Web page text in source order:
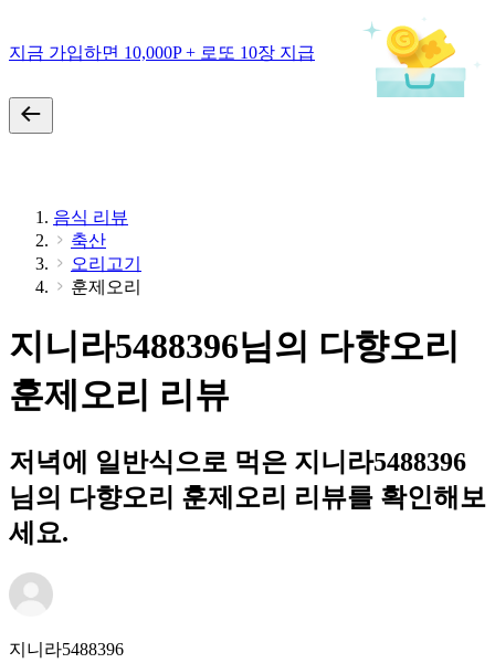
지금 가입하면 10,000P + 로또 10장 지급
음식 리뷰
축산
오리고기
훈제오리
지니라5488396님의 다향오리
훈제오리 리뷰
저녁에 일반식으로 먹은 지니라5488396
님의 다향오리 훈제오리 리뷰를 확인해보
세요.
지니라5488396